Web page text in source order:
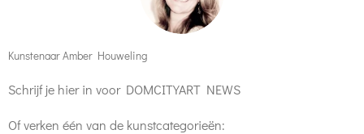
Kunstenaar Amber Houweling
Schrijf je hier in voor DOMCITYART NEWS
Of verken één van de kunstcategorieën: